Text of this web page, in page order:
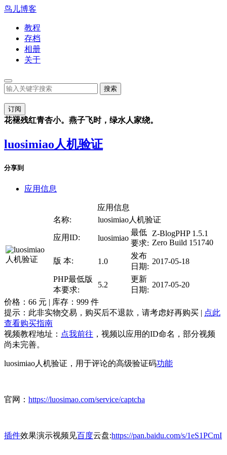
鸟儿博客
教程
存档
相册
关于
订阅
花褪残红青杏小。燕子飞时，绿水人家绕。
luosimiao人机验证
分享到
应用信息
应用信息
名称:
luosimiao人机验证
应用ID: luosimiao
最低
要求:
Z-BlogPHP 1.5.1
Zero Build 151740
版 本: 1.0
发布
日期:
2017-05-18
PHP最低版
本要求:
5.2
更新
日期:
2017-05-20
价格： 66 元 | 库存： 999 件
提示：此非实物交易，购买后不退款，请考虑好再购买 | 点此
查看购买指南
视频教程地址： 点我前往 ，视频以应用的ID命名，部分视频
尚未完善。
luosimiao人机验证，用于评论的高级验证码功能
官网： https://luosimao.com/service/captcha
插件效果演示视频见百度云盘:https://pan.baidu.com/s/1eS1PCmI